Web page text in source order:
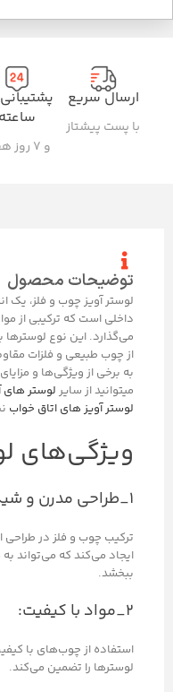
ارسال سریع
با پست پیشتاز
ساعته
و ۷ روز هفته
توضیحات محصول
لوستر آویز چوب و فلز، یک
داخلی است که ترکیبی از
می‌گذارد. این نوع
از چوب طبیعی و فلزات
به برخی از ویژگی‌ها و
میتوانید از سایر لوستر های
لوستر آویز های اتاق خواب
ویژگی‌های
۱_طراحی مدرن و شیک:
ترکیب چوب و فلز در
ایجاد می‌کند که می‌تواند
ببخشد.
۲_مواد با کیفیت:
استفاده از چوب‌های با
لوسترها را تضمین می‌کند.